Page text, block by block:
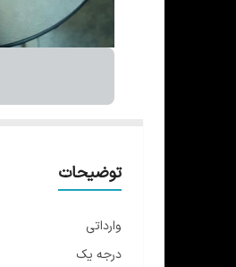
توضیحات
وارداتی
درجه یک